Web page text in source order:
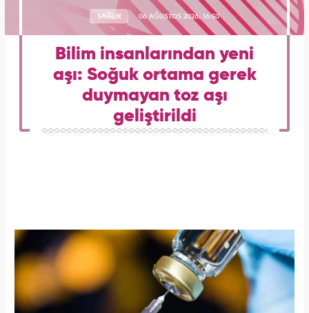
SAĞLIK 06 AĞUSTOS 2026, 16:50
Bilim insanlarından yeni
aşı: Soğuk ortama gerek
duymayan toz aşı
geliştirildi